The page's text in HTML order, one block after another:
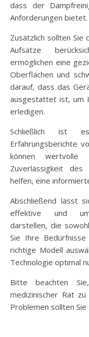
dass der
Anforderungen bietet.
Zusätzlich sollten
Aufsätze
ermöglichen eine
Oberflächen und
darauf, dass das
ausgestattet ist, um
erledigen.
Schließlich ist
Erfahrungsberichte
können
Zuverlässigkeit
helfen, eine
Abschließend lässt
effektive und
darstellen, die
Sie Ihre
richtige Modell
Technologie optimal
Bitte beachten
medizinischer Rat
Problemen sollten